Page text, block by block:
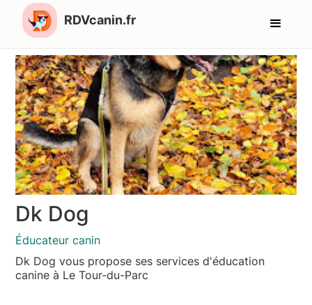
RDVcanin.fr
Dk Dog
Éducateur canin
Dk Dog vous propose ses services d'éducation
canine à Le Tour-du-Parc